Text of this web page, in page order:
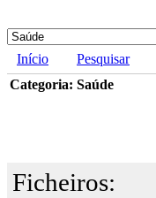
Início Pesquisar
Categoria: Saúde
Ficheiros: